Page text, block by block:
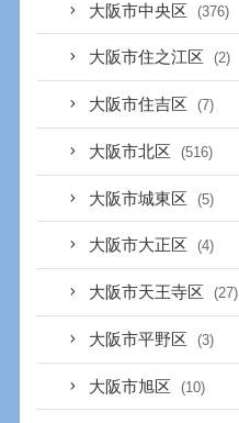
大阪市中央区 (376)
大阪市住之江区 (2)
大阪市住吉区 (7)
大阪市北区 (516)
大阪市城東区 (5)
大阪市大正区 (4)
大阪市天王寺区 (27)
大阪市平野区 (3)
大阪市旭区 (10)